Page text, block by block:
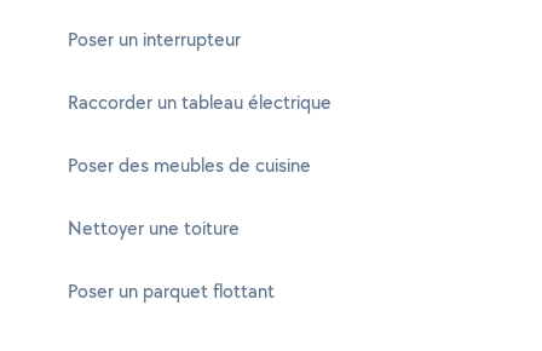
Poser un interrupteur
Raccorder un tableau électrique
Poser des meubles de cuisine
Nettoyer une toiture
Poser un parquet flottant